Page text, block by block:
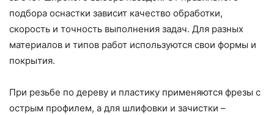
подбора оснастки зависит качество обработки,
скорость и точность выполнения задач. Для разных
материалов и типов работ используются свои формы и
покрытия.
При резьбе по дереву и пластику применяются фрезы с
острым профилем, а для шлифовки и зачистки –